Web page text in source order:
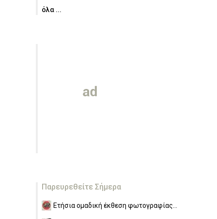
όλα ...
Παρευρεθείτε Σήμερα
Ετήσια ομαδική έκθεση φωτογραφίας...